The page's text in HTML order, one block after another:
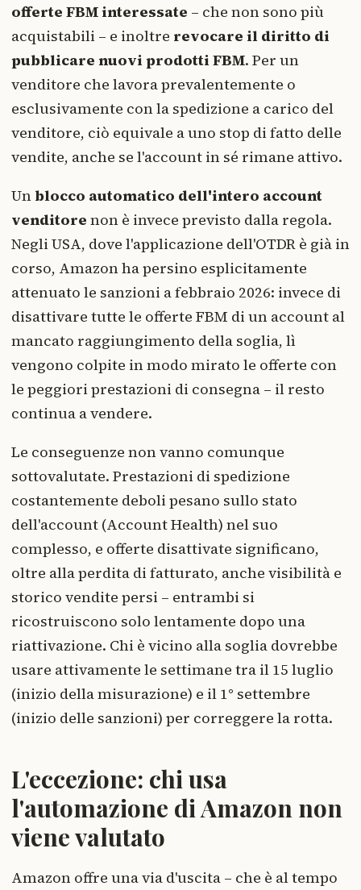
offerte FBM interessate – che non sono più
acquistabili – e inoltre revocare il diritto di
pubblicare nuovi prodotti FBM. Per un
venditore che lavora prevalentemente o
esclusivamente con la spedizione a carico del
venditore, ciò equivale a uno stop di fatto delle
vendite, anche se l'account in sé rimane attivo.
Un blocco automatico dell'intero account
venditore non è invece previsto dalla regola.
Negli USA, dove l'applicazione dell'OTDR è già in
corso, Amazon ha persino esplicitamente
attenuato le sanzioni a febbraio 2026: invece di
disattivare tutte le offerte FBM di un account al
mancato raggiungimento della soglia, lì
vengono colpite in modo mirato le offerte con
le peggiori prestazioni di consegna – il resto
continua a vendere.
Le conseguenze non vanno comunque
sottovalutate. Prestazioni di spedizione
costantemente deboli pesano sullo stato
dell'account (Account Health) nel suo
complesso, e offerte disattivate significano,
oltre alla perdita di fatturato, anche visibilità e
storico vendite persi – entrambi si
ricostruiscono solo lentamente dopo una
riattivazione. Chi è vicino alla soglia dovrebbe
usare attivamente le settimane tra il 15 luglio
(inizio della misurazione) e il 1° settembre
(inizio delle sanzioni) per correggere la rotta.
L'eccezione: chi usa
l'automazione di Amazon non
viene valutato
Amazon offre una via d'uscita – che è al tempo